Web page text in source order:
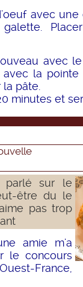
avec
galette.
avec
la pointe
pâte.
minutes et
parlé sur le
être du le
pas trop
amie m'a
le concours
France,